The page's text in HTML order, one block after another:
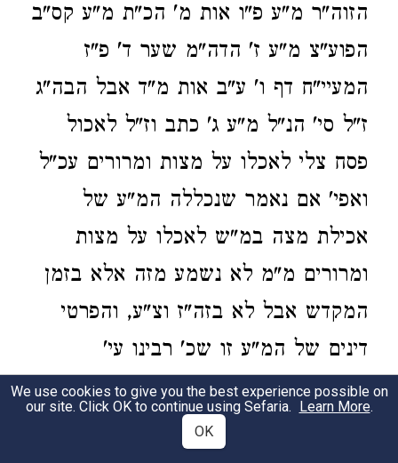
הזוה"ר מ"ע פ"ו אות מ' הכ"ת מ"ע קס"ב
הפוע"צ מ"ע ז' הדה"מ שער ד' פ"ז
המעיי"ח דף ו' ע"ב אות מ"ד אבל הבה"ג
ז"ל סי' הנ"ל מ"ע ג' כתב וז"ל לאכול
פסח צלי לאכלו על מצות ומרורים עכ"ל
ואפי' אם נאמר שנכללה המ"ע של
אכילת מצה במ"ש לאכלו על מצות
ומרורים מ"מ לא נשמע מזה אלא בזמן
המקדש אבל לא בזה"ז וצ"ע, והפרטי
דינים של המ"ע זו שכ' רבינו עי'
בהרמב"ם שם ולהלכה בטוש"ע או"ח סי'
שנ"ג עד סי' תס"ז ובשג"א סי' צ"ד ול"ה
We use cookies to give you the best experience possible on
our site. Click OK to continue using Sefaria. Learn More.
OK